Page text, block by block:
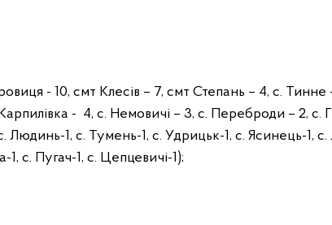
- 10, смт Клесів – 7, смт Степань – 4, с. Тинне
- 4, с. Немовичі – 3, с. Переброди – 2, с.
Людинь-1, с. Тумень-1, с. Удрицьк-1, с. Ясинець-1, с.
1, с. Пугач-1, с. Цепцевичі-1);